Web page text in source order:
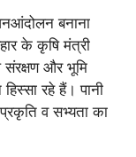
बनाना
के कृषि मंत्री
और भूमि
रहे हैं। पानी
व सभ्यता का